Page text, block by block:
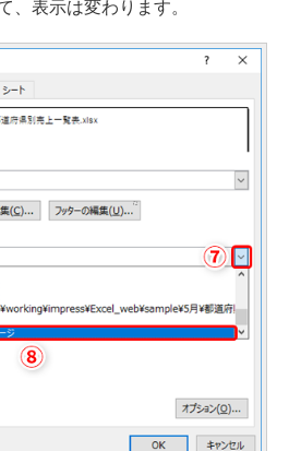
、表示は変わります。